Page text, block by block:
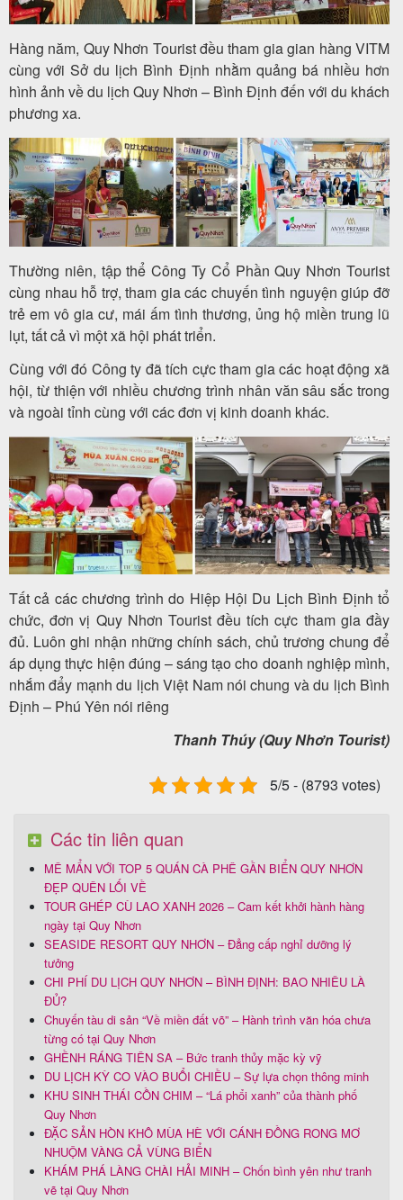
Hàng năm, Quy Nhơn Tourist đều tham gia gian hàng VITM
cùng với Sở du lịch Bình Định nhằm quảng bá nhiều hơn
hình ảnh về du lịch Quy Nhơn – Bình Định đến với du khách
phương xa.
Thường niên, tập thể Công Ty Cổ Phần Quy Nhơn Tourist
cùng nhau hỗ trợ, tham gia các chuyến tình nguyện giúp đỡ
trẻ em vô gia cư, mái ấm tình thương, ủng hộ miền trung lũ
lụt, tất cả vì một xã hội phát triển.
Cùng với đó Công ty đã tích cực tham gia các hoạt động xã
hội, từ thiện với nhiều chương trình nhân văn sâu sắc trong
và ngoài tỉnh cùng với các đơn vị kinh doanh khác.
Tất cả các chương trình do Hiệp Hội Du Lịch Bình Định tổ
chức, đơn vị Quy Nhơn Tourist đều tích cực tham gia đầy
đủ. Luôn ghi nhận những chính sách, chủ trương chung để
áp dụng thực hiện đúng – sáng tạo cho doanh nghiệp mình,
nhắm đẩy mạnh du lịch Việt Nam nói chung và du lịch Bình
Định – Phú Yên nói riêng
Thanh Thúy (Quy Nhơn Tourist)
5/5 - (8793 votes)
Các tin liên quan
MÊ MẨN VỚI TOP 5 QUÁN CÀ PHÊ GẦN BIỂN QUY NHƠN
ĐẸP QUÊN LỐI VỀ
TOUR GHÉP CÙ LAO XANH 2026 – Cam kết khởi hành hàng
ngày tại Quy Nhơn
SEASIDE RESORT QUY NHƠN – Đẳng cấp nghỉ dưỡng lý
tưởng
CHI PHÍ DU LỊCH QUY NHƠN – BÌNH ĐỊNH: BAO NHIÊU LÀ
ĐỦ?
Chuyến tàu di sản “Về miền đất võ” – Hành trình văn hóa chưa
từng có tại Quy Nhơn
GHỀNH RÁNG TIÊN SA – Bức tranh thủy mặc kỳ vỹ
DU LỊCH KỲ CO VÀO BUỔI CHIỀU – Sự lựa chọn thông minh
KHU SINH THÁI CỒN CHIM – “Lá phổi xanh” của thành phố
Quy Nhơn
ĐẶC SẢN HÒN KHÔ MÙA HÈ VỚI CÁNH ĐỒNG RONG MƠ
NHUỘM VÀNG CẢ VÙNG BIỂN
KHÁM PHÁ LÀNG CHÀI HẢI MINH – Chốn bình yên như tranh
vẽ tại Quy Nhơn